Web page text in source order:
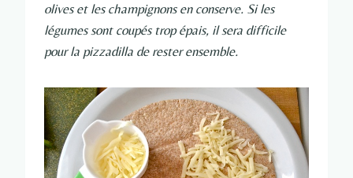
olives et les champignons en conserve. Si les
légumes sont coupés trop épais, il sera difficile
pour la pizzadilla de rester ensemble.